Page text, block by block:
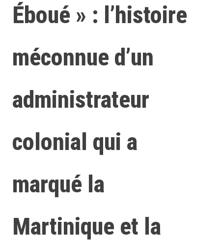
Éboué » : l’histoire
méconnue d’un
administrateur
colonial qui a
marqué la
Martinique et la